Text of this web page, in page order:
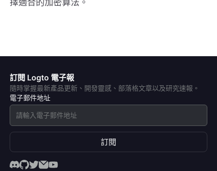
訂閱 Logto 電子報
隨時掌握最新產品更新、開發靈感、部落格文章以及研究速報。
電子郵件地址
訂閱